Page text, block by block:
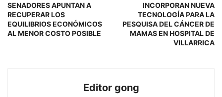
SENADORES APUNTAN A
RECUPERAR LOS
EQUILIBRIOS ECONÓMICOS
AL MENOR COSTO POSIBLE
INCORPORAN NUEVA
TECNOLOGÍA PARA LA
PESQUISA DEL CÁNCER DE
MAMAS EN HOSPITAL DE
VILLARRICA
Editor gong